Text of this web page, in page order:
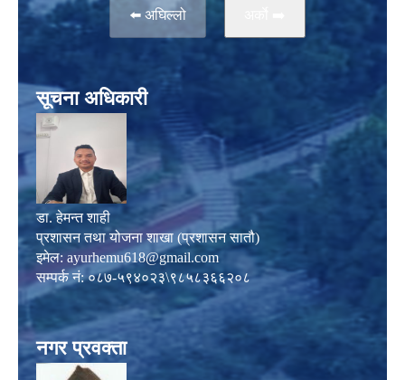
⬅️ अघिल्लो
सूचना अधिकारी
डा. हेमन्त शाही
प्रशासन तथा योजना शाखा (प्रशासन सातौ)
इमेल: ayurhemu618@gmail.com
सम्पर्क नं: ०८७-५९४०२३\९८५८३६६२०८
नगर प्रवक्ता